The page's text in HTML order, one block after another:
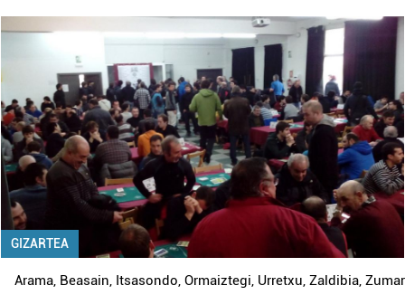
GIZARTEA
Arama, Beasain, Itsasondo,Ormaiztegi, Urretxu,Zaldibia,